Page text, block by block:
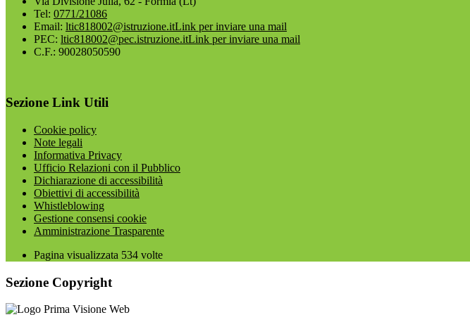
Tel: 0771/21086
Email: ltic818002@istruzione.itLink per inviare una mail
PEC: ltic818002@pec.istruzione.itLink per inviare una mail
C.F.: 90028050590
Sezione Link Utili
Cookie policy
Note legali
Informativa Privacy
Ufficio Relazioni con il Pubblico
Dichiarazione di accessibilità
Obiettivi di accessibilità
Whistleblowing
Gestione consensi cookie
Amministrazione Trasparente
Pagina visualizzata 534 volte
Sezione Copyright